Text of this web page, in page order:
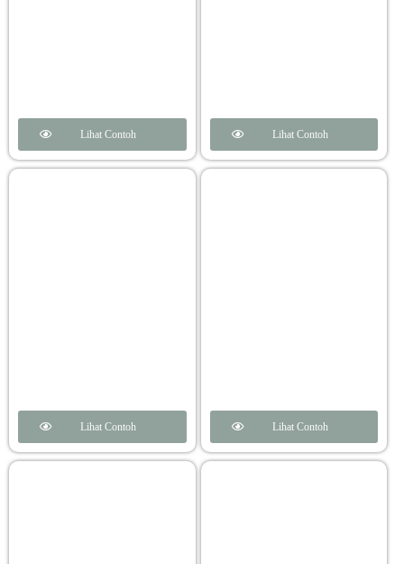
Lihat Contoh Lihat Contoh
Lihat Contoh Lihat Contoh